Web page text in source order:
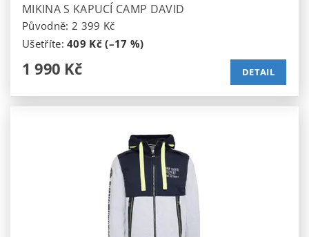
MIKINA S KAPUCÍ CAMP DAVID
Původně: 2 399 Kč
Ušetříte:409 Kč (–17 %)
1 990 Kč DETAIL